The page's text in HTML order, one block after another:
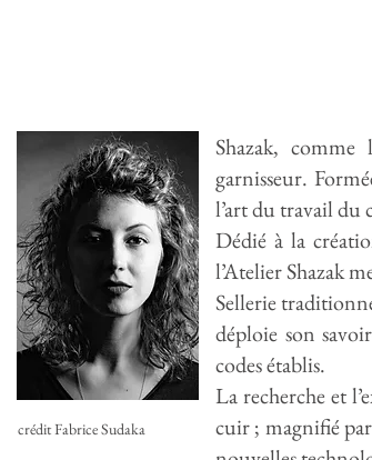
crédit Fabrice Sudaka
Shazak, comme
garnisseur.
l’art du travail du
Dédié à la
l’Atelier Shazak
Sellerie
déploie son
codes établis.
La recherche et
cuir ; magnifié